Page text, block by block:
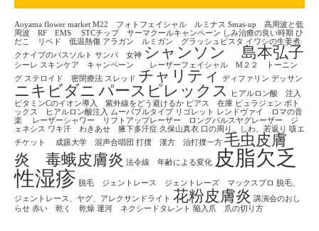
Aoyama flower market M22 フォトフェイシャル ルミナス Smas-up 高周波と低
周波 RF EMS
STCチップ サーマクールキャンペーン しみ治療の良い時期 ひ
だこ リベド 低温熱傷 アラガン ルミガン グラッシュビスタ イワシの生姜煮
クナイプのバスソルト サンバ 女神 シャンソン 島本弘子
シーレ スキンケア キャンペーン レーザーフェイシャル M２２ トーニン
グ ステロイド 密閉療法 スレッド チャリティ ディファリン デッサン
ニキビダニ パースピレックス
ヒアルロン酸 注入
ビタミンCのイオン導入 紫外線をどう避けるか ピアス 在庫 ピュラジェン ボト
ックス ヒアルロン酸注入
ムーバブルタイプ リゴレット レンドヴァイ ロマの音
楽
レーザーシャワー リフトアップレーザー ロングパルスヤグレーザー ジ
ェネシス ワキ汗 わきあせ 腋下多汗症 久保山真衣 口の周り、しわ、若返り 咳エ
チケット
成蹊大学 混声合唱団 打撲 漢方 治打撲一方 毛虫皮膚
炎 毒蛾皮膚炎 法令線 年齢による変化
皮脂欠乏
性湿疹 脱毛 ジェントレース ジェントレーズ マックスプロ
脱毛、
ジェントレース、ヤグ、アレクサンドライト 花粉皮膚炎 講演会のおし
らせ 赤い 乾く 乾燥 運河 ネクシードタレント 陥入爪 爪の切り方